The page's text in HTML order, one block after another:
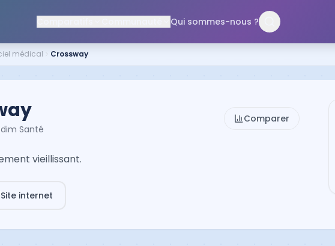
Qui sommes-nous ?
médical Crossway
Santé
Comparer
vieillissant.
Site internet